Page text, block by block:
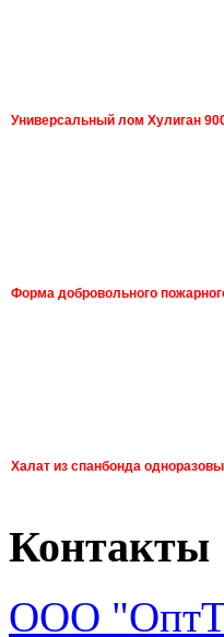
Универсальный лом Хулиган
Форма добровольного
Халат из спанбонда
Контакты
ООО